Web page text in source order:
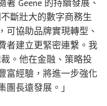
Geene 的持續發展、
斷壯大的數字商務生
可協助品牌實現轉型、
者建立更緊密連繫。我
。他在金融、策略投
富經驗，將進一步強化
長遠發展。」